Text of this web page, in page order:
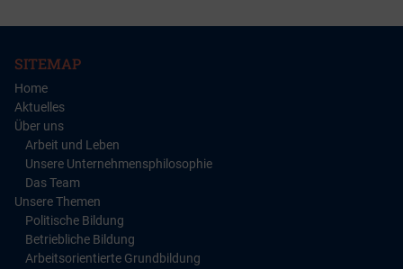
SITEMAP
Home
Aktuelles
Über uns
Arbeit und Leben
Unsere Unternehmensphilosophie
Das Team
Unsere Themen
Politische Bildung
Betriebliche Bildung
Arbeitsorientierte Grundbildung